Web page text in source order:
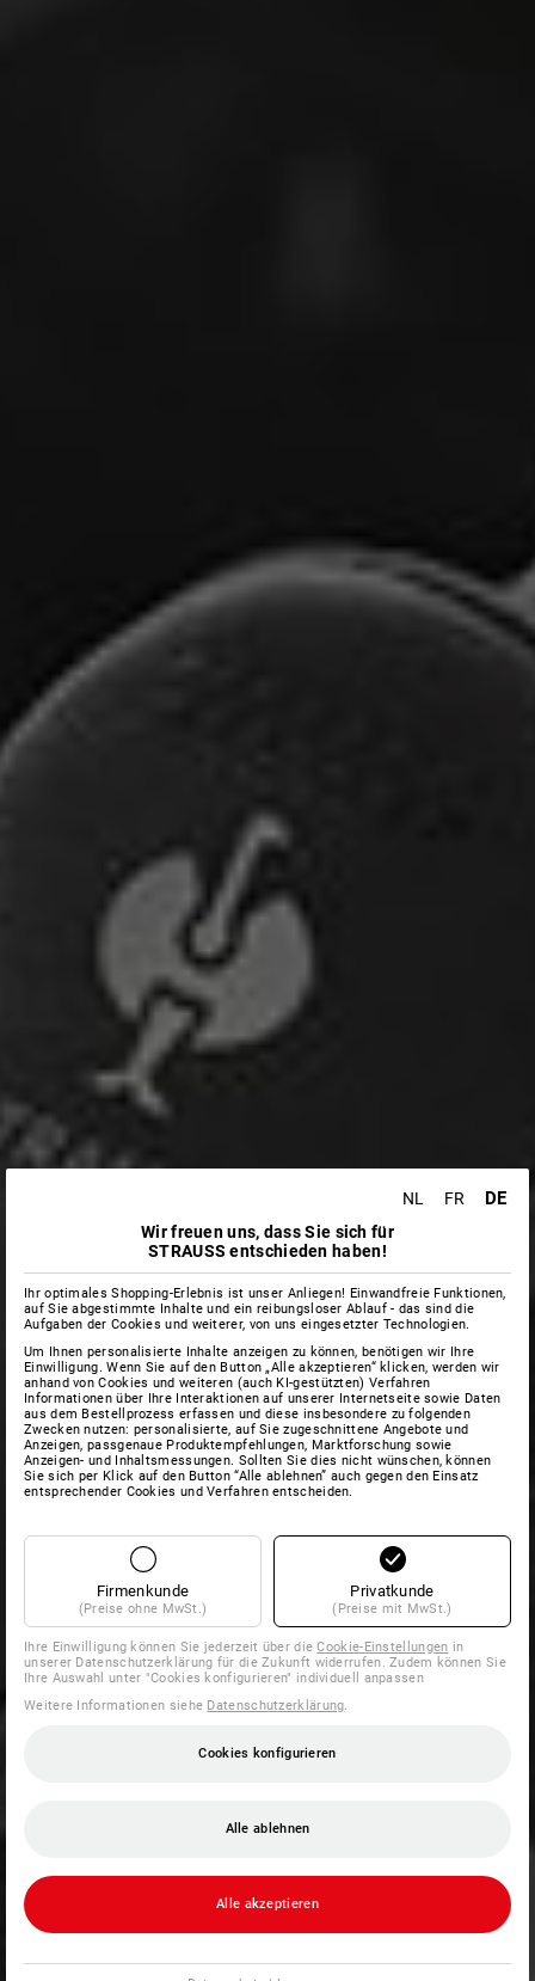
NL FR DE
Wir freuen uns, dass Sie sich für
STRAUSS entschieden haben!
Ihr optimales Shopping-Erlebnis ist unser Anliegen! Einwandfreie Funktionen,
auf Sie abgestimmte Inhalte und ein reibungsloser Ablauf - das sind die
Aufgaben der Cookies und weiterer, von uns eingesetzter Technologien.
Um Ihnen personalisierte Inhalte anzeigen zu können, benötigen wir Ihre
Einwilligung. Wenn Sie auf den Button „Alle akzeptieren“ klicken, werden wir
anhand von Cookies und weiteren (auch KI-gestützten) Verfahren
Informationen über Ihre Interaktionen auf unserer Internetseite sowie Daten
aus dem Bestellprozess erfassen und diese insbesondere zu folgenden
Zwecken nutzen: personalisierte, auf Sie zugeschnittene Angebote und
Anzeigen, passgenaue Produktempfehlungen, Marktforschung sowie
Anzeigen- und Inhaltsmessungen. Sollten Sie dies nicht wünschen, können
Sie sich per Klick auf den Button “Alle ablehnen” auch gegen den Einsatz
entsprechender Cookies und Verfahren entscheiden.
Firmenkunde
(Preise ohne MwSt.)
Privatkunde
(Preise mit MwSt.)
Ihre Einwilligung können Sie jederzeit über dieCookie-Einstellungen in
unserer Datenschutzerklärung für die Zukunft widerrufen. Zudem können Sie
Ihre Auswahl unter "Cookies konfigurieren" individuell anpassen
Weitere Informationen siehe Datenschutzerklärung.
Cookies konfigurieren
Alle ablehnen
Alle akzeptieren